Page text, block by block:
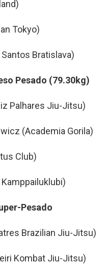
Tokyo)
Bratislava)
Pesado (79.30kg)
Palhares Jiu-Jitsu)
(Academia Gorila)
Club)
Pesado
Brazilian Jiu-Jitsu)
Kombat Jiu-Jitsu)